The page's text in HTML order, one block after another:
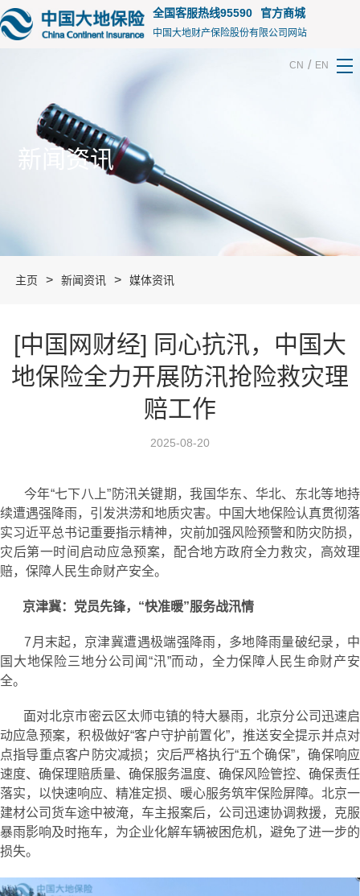
15155 全国客服热线95590 官方商城
中国大地财产保险股份有限公司网站
CN / EN
新闻资讯
主页 > 新闻资讯 > 媒体资讯
[中国网财经] 同心抗汛，中国大
地保险全力开展防汛抢险救灾理
赔工作
2025-08-20
今年“七下八上”防汛关键期，我国华东、华北、东北等地持
续遭遇强降雨，引发洪涝和地质灾害。中国大地保险认真贯彻落
实习近平总书记重要指示精神，灾前加强风险预警和防灾防损，
灾后第一时间启动应急预案，配合地方政府全力救灾，高效理
赔，保障人民生命财产安全。
京津冀：党员先锋，“快准暖”服务战汛情
7月末起，京津冀遭遇极端强降雨，多地降雨量破纪录，中
国大地保险三地分公司闻“汛”而动，全力保障人民生命财产安
全。
面对北京市密云区太师屯镇的特大暴雨，北京分公司迅速启
动应急预案，积极做好“客户守护前置化”，推送安全提示并点对
点指导重点客户防灾减损；灾后严格执行“五个确保”，确保响应
速度、确保理赔质量、确保服务温度、确保风险管控、确保责任
落实，以快速响应、精准定损、暖心服务筑牢保险屏障。北京一
建材公司货车途中被淹，车主报案后，公司迅速协调救援，克服
暴雨影响及时拖车，为企业化解车辆被困危机，避免了进一步的
损失。